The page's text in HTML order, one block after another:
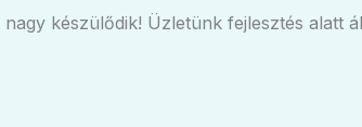
nagy készülődik! Üzletünk fejlesztés alatt